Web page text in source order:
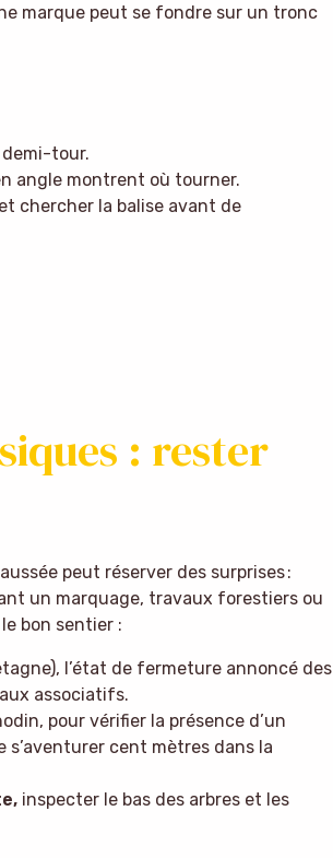
marque peut se fondre sur un tronc
tour.
angle montrent où tourner.
chercher la balise avant de
: rester
peut réserver des surprises :
un marquage, travaux forestiers ou
bon sentier :
l’état de fermeture annoncé des
associatifs.
pour vérifier la présence d’un
cent mètres dans la
inspecter le bas des arbres et les